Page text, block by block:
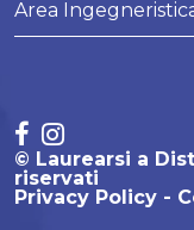
Area
© Laurearsi a
riservati
Privacy Policy